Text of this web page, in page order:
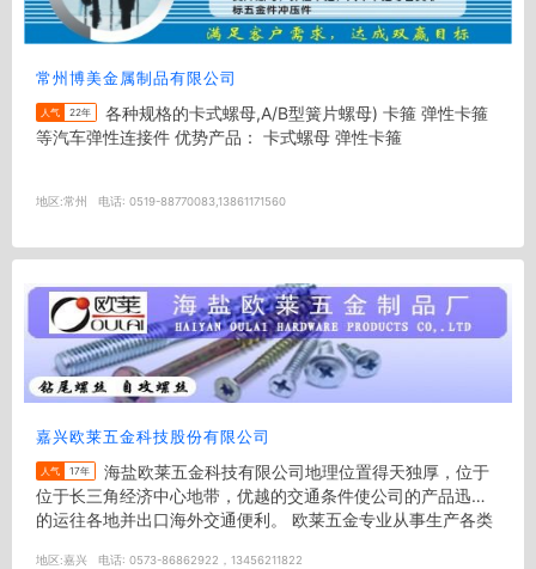
常州博美金属制品有限公司
人气 22年
等汽车弹性连接件 优势产品： 卡式螺母 弹性卡箍
地区:常州 电话: 0519-88770083,13861171560
嘉兴欧莱五金科技股份有限公司
人气 17年
位于长三角经济中心地带，优越的交通条件使公司的产品迅捷
的运往各地并出口海外交通便利。 欧莱五金专业从事生产各类
地区:嘉兴 电话: 0573-86862922，13456211822